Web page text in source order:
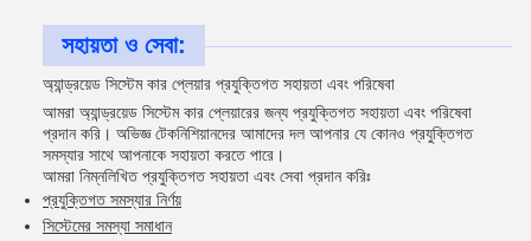
সহায়তা ও সেবা:
অ্যান্ড্রয়েড সিস্টেম কার প্লেয়ার প্রযুক্তিগত সহায়তা এবং পরিষেবা
আমরা অ্যান্ড্রয়েড সিস্টেম কার প্লেয়ারের জন্য প্রযুক্তিগত সহায়তা এবং পরিষেবা
প্রদান করি। অভিজ্ঞ টেকনিশিয়ানদের আমাদের দল আপনার যে কোনও প্রযুক্তিগত
সমস্যার সাথে আপনাকে সহায়তা করতে পারে।
আমরা নিম্নলিখিত প্রযুক্তিগত সহায়তা এবং সেবা প্রদান করিঃ
প্রযুক্তিগত সমস্যার নির্ণয়
সিস্টেমের সমস্যা সমাধান